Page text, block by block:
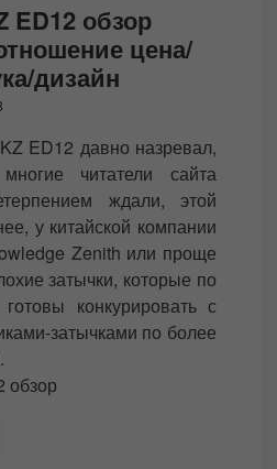
ED12 обзор
цена/
дизайн
ED12 давно назревал,
читатели сайта
ждали, этой
у китайской компании
Zenith или проще
затычки, которые по
конкурировать с
затычками по более
обзор